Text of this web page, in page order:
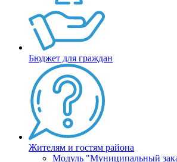
Бюджет для граждан
Жителям и гостям района
Модуль "Муниципальный